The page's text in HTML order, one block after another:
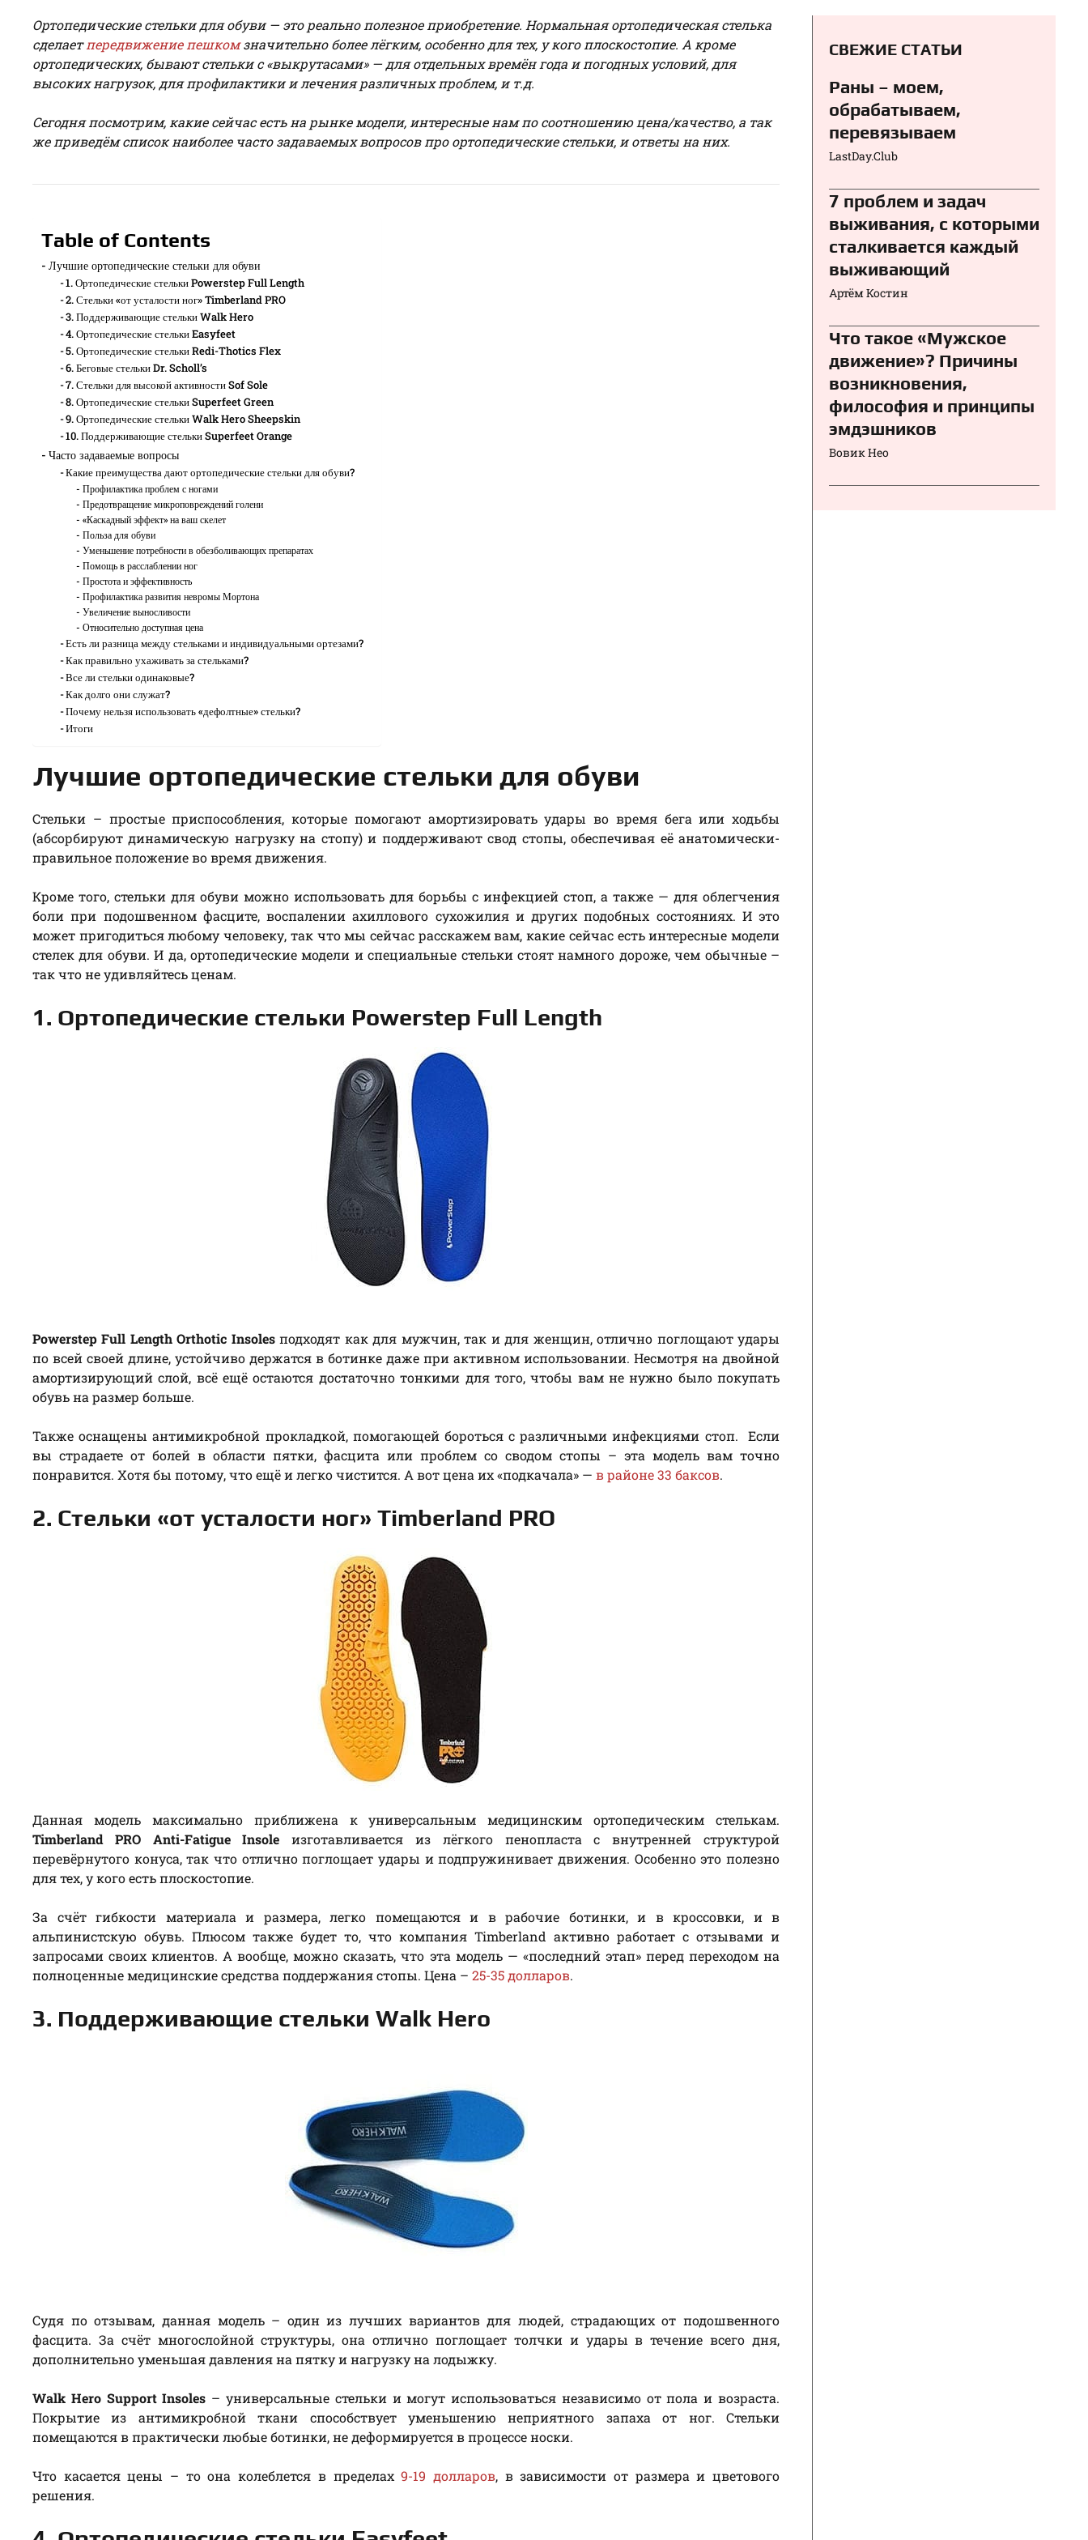
Ортопедические стельки для обуви — это реально полезное приобретение. Нормальная ортопедическая стелька
сделаетпередвижение пешкомзначительно более лёгким, особенно для тех, у кого плоскостопие. А кроме
ортопедических, бывают стельки с «выкрутасами» — для отдельных времён года и погодных условий, для
высоких нагрузок, для профилактики и лечения различных проблем, и т.д.
Сегодня посмотрим, какие сейчас есть на рынке модели, интересные нам по соотношению цена/качество, а так
же приведём список наиболее часто задаваемых вопросов про ортопедические стельки, и ответы на них.
Table of Contents
Лучшие ортопедические стельки для обуви
1. Ортопедические стельки Powerstep Full Length
2. Стельки «от усталости ног» Timberland PRO
3. Поддерживающие стельки Walk Hero
4. Ортопедические стельки Easyfeet
5. Ортопедические стельки Redi-Thotics Flex
6. Беговые стельки Dr. Scholl’s
7. Стельки для высокой активности Sof Sole
8. Ортопедические стельки Superfeet Green
9. Ортопедические стельки Walk Hero Sheepskin
10. Поддерживающие стельки Superfeet Orange
Часто задаваемые вопросы
Какие преимущества дают ортопедические стельки для обуви?
Профилактика проблем с ногами
Предотвращение микроповреждений голени
«Каскадный эффект» на ваш скелет
Польза для обуви
Уменьшение потребности в обезболивающих препаратах
Помощь в расслаблении ног
Простота и эффективность
Профилактика развития невромы Мортона
Увеличение выносливости
Относительно доступная цена
Есть ли разница между стельками и индивидуальными ортезами?
Как правильно ухаживать за стельками?
Все ли стельки одинаковые?
Как долго они служат?
Почему нельзя использовать «дефолтные» стельки?
Итоги
Лучшие ортопедические стельки для обуви
Стельки – простые приспособления, которые помогают амортизировать удары во время бега или ходьбы
(абсорбируют динамическую нагрузку на стопу) и поддерживают свод стопы, обеспечивая её анатомически-
правильное положение во время движения.
Кроме того, стельки для обуви можно использовать для борьбы с инфекцией стоп, а также — для облегчения
боли при подошвенном фасците, воспалении ахиллового сухожилия и других подобных состояниях. И это
может пригодиться любому человеку, так что мы сейчас расскажем вам, какие сейчас есть интересные модели
стелек для обуви. И да, ортопедические модели и специальные стельки стоят намного дороже, чем обычные –
так что не удивляйтесь ценам.
1. Ортопедические стельки Powerstep Full Length
Powerstep Full Length Orthotic Insolesподходят как для мужчин, так и для женщин, отлично поглощают удары
по всей своей длине, устойчиво держатся в ботинке даже при активном использовании. Несмотря на двойной
амортизирующий слой, всё ещё остаются достаточно тонкими для того, чтобы вам не нужно было покупать
обувь на размер больше.
Также оснащены антимикробной прокладкой, помогающей бороться с различными инфекциями стоп. Если
вы страдаете от болей в области пятки, фасцита или проблем со сводом стопы – эта модель вам точно
понравится. Хотя бы потому, что ещё и легко чистится. А вот цена их «подкачала» — в районе 33 баксов.
2. Стельки «от усталости ног» Timberland PRO
Данная модель максимально приближена к универсальным медицинским ортопедическим стелькам.
Timberland PRO Anti-Fatigue Insole изготавливается из лёгкого пенопласта с внутренней структурой
перевёрнутого конуса, так что отлично поглощает удары и подпружинивает движения. Особенно это полезно
для тех, у кого есть плоскостопие.
За счёт гибкости материала и размера, легко помещаются и в рабочие ботинки, и в кроссовки, и в
альпинистскую обувь. Плюсом также будет то, что компания Timberland активно работает с отзывами и
запросами своих клиентов. А вообще, можно сказать, что эта модель — «последний этап» перед переходом на
полноценные медицинские средства поддержания стопы. Цена – 25-35 долларов.
3. Поддерживающие стельки Walk Hero
Судя по отзывам, данная модель – один из лучших вариантов для людей, страдающих от подошвенного
фасцита. За счёт многослойной структуры, она отлично поглощает толчки и удары в течение всего дня,
дополнительно уменьшая давления на пятку и нагрузку на лодыжку.
Walk Hero Support Insoles – универсальные стельки и могут использоваться независимо от пола и возраста.
Покрытие из антимикробной ткани способствует уменьшению неприятного запаха от ног. Стельки
помещаются в практически любые ботинки, не деформируется в процессе носки.
Что касается цены – то она колеблется в пределах9-19 долларов, в зависимости от размера и цветового
решения.
СВЕЖИЕ СТАТЬИ
Раны – моем,
обрабатываем,
перевязываем⁠⁠
LastDay.Club
7 проблем и задач
выживания, с которыми
сталкивается каждый
выживающий
Артём Костин
Что такое «Мужское
движение»? Причины
возникновения,
философия и принципы
эмдэшников
Вовик Нео